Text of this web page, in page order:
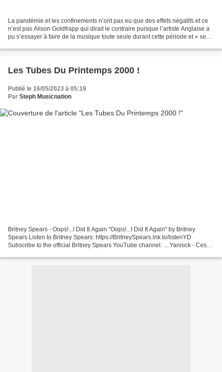
La pandémie et les confinements n’ont pas eu que des effets négatifs et ce
n’est pas Alison Goldfrapp qui dirait le contraire puisque l’artiste Anglaise a
pu s’essayer à faire de la musique toute seule durant cette période et « ses
Les Tubes Du Printemps 2000 !
Publié le 16/05/2023 à 05:19
Par Steph Musicnation
Britney Spears - Oops!...I Did It Again "Oops!...I Did It Again" by Britney
Spears Listen to Britney Spears: https://BritneySpears.lnk.to/listenYD
Subscribe to the official Britney Spears YouTube channel: ... Yannick - Ces